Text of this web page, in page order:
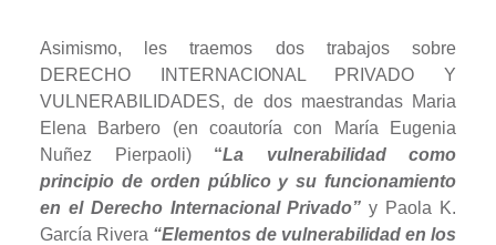
Asimismo, les traemos dos trabajos sobre
DERECHO INTERNACIONAL PRIVADO Y
VULNERABILIDADES, de dos maestrandas Maria
Elena Barbero (en coautoría con María Eugenia
Nuñez Pierpaoli) “La vulnerabilidad como
principio de orden público y su funcionamiento
en el Derecho Internacional Privado” y Paola K.
García Rivera “Elementos de vulnerabilidad en los